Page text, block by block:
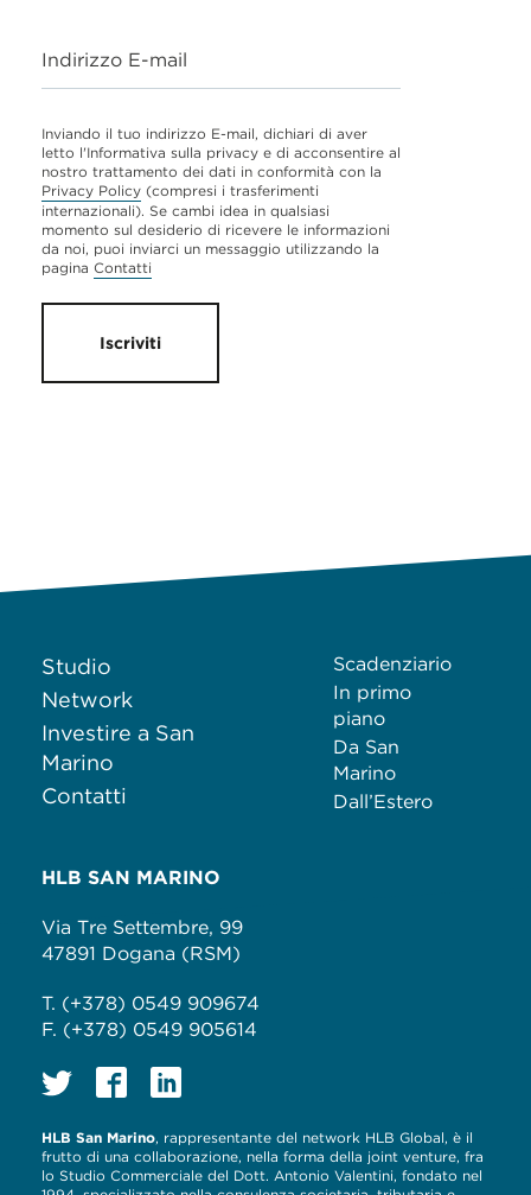
Indirizzo E-mail
Inviando il tuo indirizzo E-mail, dichiari di aver
letto l'Informativa sulla privacy e di acconsentire al
nostro trattamento dei dati in conformità con la
Privacy Policy (compresi i trasferimenti
internazionali). Se cambi idea in qualsiasi
momento sul desiderio di ricevere le informazioni
da noi, puoi inviarci un messaggio utilizzando la
pagina Contatti
Iscriviti
Studio
Network
Investire a San
Marino
Contatti
Scadenziario
In primo
piano
Da San
Marino
Dall’Estero
HLB SAN MARINO
Via Tre Settembre, 99
47891 Dogana (RSM)
T. (+378) 0549 909674
F. (+378) 0549 905614
HLB San Marino, rappresentante del network HLB Global, è il
frutto di una collaborazione, nella forma della joint venture, fra
lo Studio Commerciale del Dott. Antonio Valentini, fondato nel